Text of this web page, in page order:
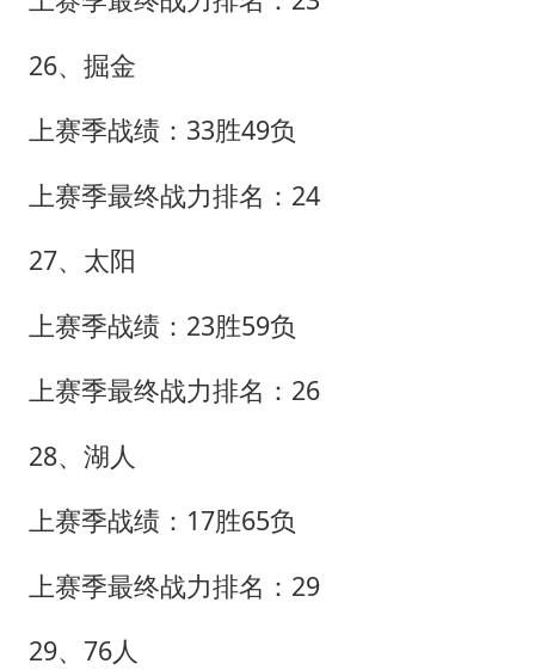
26、掘金
上赛季战绩：33胜49负
上赛季最终战力排名：24
27、太阳
上赛季战绩：23胜59负
上赛季最终战力排名：26
28、湖人
上赛季战绩：17胜65负
上赛季最终战力排名：29
29、76人